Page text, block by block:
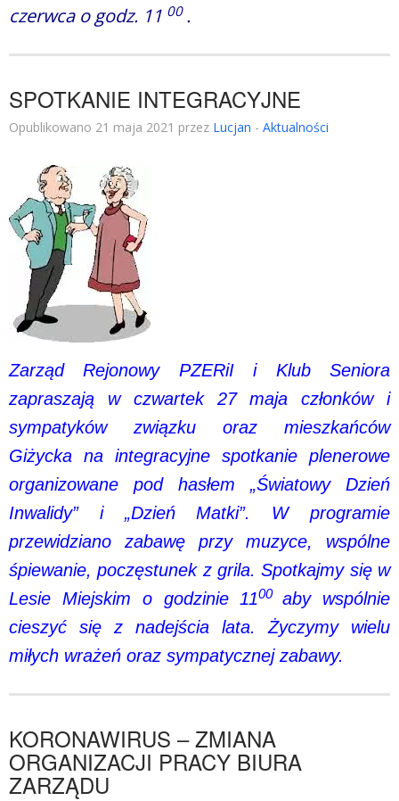
czerwca o godz. 11 00 .
SPOTKANIE INTEGRACYJNE
Opublikowano 21 maja 2021 przez Lucjan - Aktualności
Zarząd Rejonowy PZERiI i Klub Seniora
zapraszają w czwartek 27 maja członków i
sympatyków związku oraz mieszkańców
Giżycka na integracyjne spotkanie plenerowe
organizowane pod hasłem „Światowy Dzień
Inwalidy” i „Dzień Matki”. W programie
przewidziano zabawę przy muzyce, wspólne
śpiewanie, poczęstunek z grila. Spotkajmy się w
Lesie Miejskim o godzinie 1100 aby wspólnie
cieszyć się z nadejścia lata. Życzymy wielu
miłych wrażeń oraz sympatycznej zabawy.
KORONAWIRUS – ZMIANA
ORGANIZACJI PRACY BIURA
ZARZĄDU